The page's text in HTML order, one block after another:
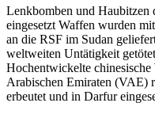
Lenkbomben und
eingesetzt Waffen wurden
an die RSF im Sudan
weltweiten Untätigkeit
Hochentwickelte
Arabischen Emiraten (VAE)
erbeutet und in Darfur